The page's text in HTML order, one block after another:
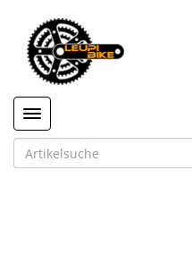
Toggle navigation